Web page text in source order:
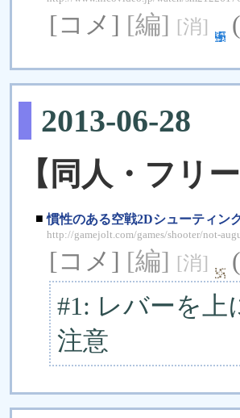
[コメ] [編] [消]
2013-06-28
【同人・フリー
■ 慣性のある空戦2Dシューティン
http://gamejolt.com/games/shooter/not-
[コメ] [編] [消]
#1: レバーを
注意